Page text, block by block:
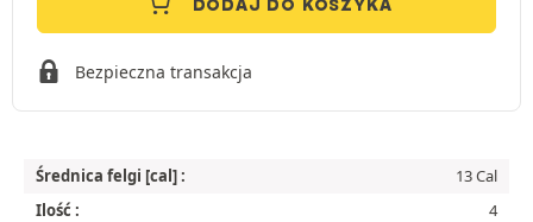
Bezpieczna transakcja
Średnica felgi [cal] :
13 Cal
Ilość :
4